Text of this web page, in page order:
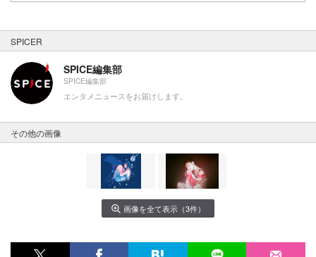
SPICER
SPICE編集部
SPICE編集部
エンタメニュースをお届けします。
その他の画像
画像を全て表示（3件）